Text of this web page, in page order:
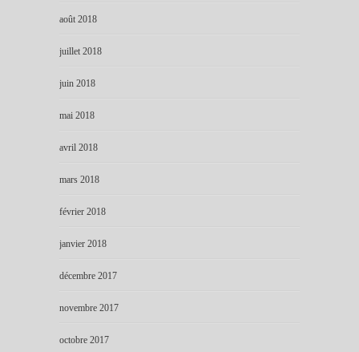
août 2018
juillet 2018
juin 2018
mai 2018
avril 2018
mars 2018
février 2018
janvier 2018
décembre 2017
novembre 2017
octobre 2017